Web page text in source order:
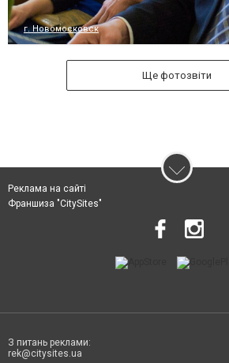
г. Новомосковск
Ще фотозвіти
Реклама на сайті
Франшиза "CitySites"
З питань реклами:
rek@citysites.ua